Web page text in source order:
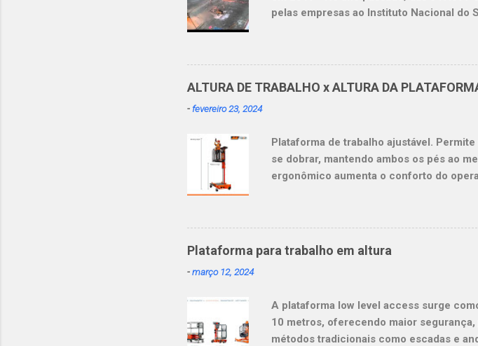
pelas empresas ao Instituto Nacional do
de trabalho no último ano, as quedas
ambiente de trabalho registradas no ano
revelam que os locais onde mais
caminhões. Somados os números de
ALTURA DE TRABALHO x ALTURA DA
- fevereiro 23, 2024
Plataforma de trabalho ajustável.
se dobrar, mantendo ambos os pés ao
ergonômico aumenta o conforto do
#LowLevelAccess View this post on
(@nestrental)
Plataforma para trabalho em altura
-março 12, 2024
A plataforma low level access surge
10 metros, oferecendo maior
métodos tradicionais como escadas e